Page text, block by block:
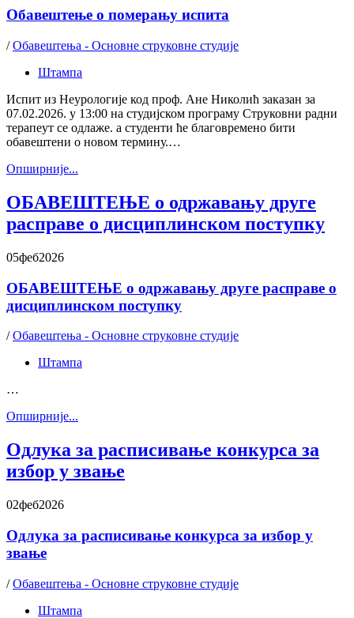
Обавештење о померању испита
/Обавештења - Основне струковне студије
Штампа
Испит из Неурологије код проф. Ане Николић заказан за
07.02.2026. у 13:00 на студијском програму Струковни радни
терапеут се одлаже. а студенти ће благовремено бити
обавештени о новом термину.…
Oпширније...
ОБАВЕШТЕЊЕ о одржавању друге
расправе о дисциплинском поступку
05феб2026
ОБАВЕШТЕЊЕ о одржавању друге расправе о
дисциплинском поступку
/Обавештења - Основне струковне студије
Штампа
…
Oпширније...
Одлука за расписивање конкурса за
избор у звање
02феб2026
Одлука за расписивање конкурса за избор у
звање
/Обавештења - Основне струковне студије
Штампа